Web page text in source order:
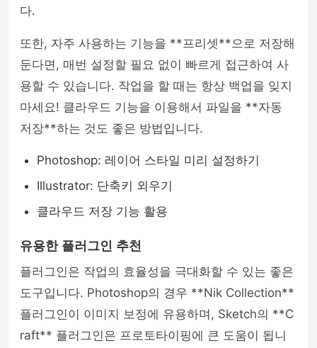
다.
또한, 자주 사용하는 기능을 **프리셋**으로 저장해
둔다면, 매번 설정할 필요 없이 빠르게 접근하여 사
용할 수 있습니다. 작업을 할 때는 항상 백업을 잊지
마세요! 클라우드 기능을 이용해서 파일을 **자동
저장**하는 것도 좋은 방법입니다.
Photoshop: 레이어 스타일 미리 설정하기
Illustrator: 단축키 외우기
클라우드 저장 기능 활용
유용한 플러그인 추천
플러그인은 작업의 효율성을 극대화할 수 있는 좋은
도구입니다. Photoshop의 경우 **Nik Collection**
플러그인이 이미지 보정에 유용하며, Sketch의 **C
raft** 플러그인은 프로토타이핑에 큰 도움이 됩니